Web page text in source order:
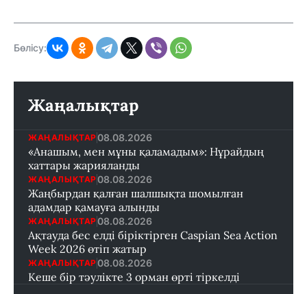
Бөлісу:
Жаңалықтар
ЖАҢАЛЫҚТАР 08.08.2026
«Анашым, мен мұны қаламадым»: Нұрайдың
хаттары жарияланды
ЖАҢАЛЫҚТАР 08.08.2026
Жаңбырдан қалған шалшықта шомылған
адамдар қамауға алынды
ЖАҢАЛЫҚТАР 08.08.2026
Ақтауда бес елді біріктірген Caspian Sea Action
Week 2026 өтіп жатыр
ЖАҢАЛЫҚТАР 08.08.2026
Кеше бір тәулікте 3 орман өрті тіркелді